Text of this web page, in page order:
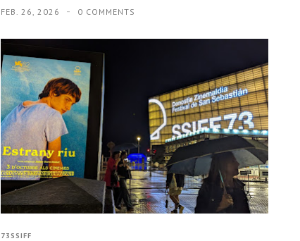
FEB. 26, 2026 0 COMMENTS
73SSIFF